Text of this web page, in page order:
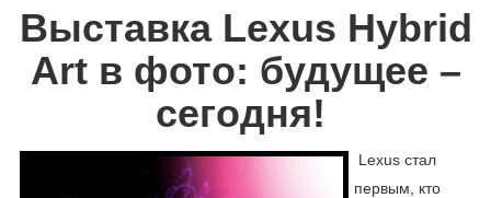
Выставка Lexus Hybrid
Art в фото: будущее –
сегодня!
Lexus стал
первым, кто